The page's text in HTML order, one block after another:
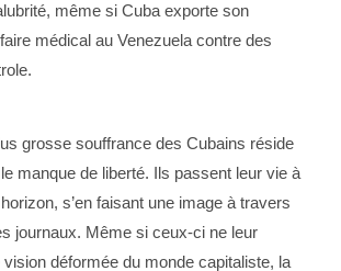
même si Cuba exporte son
médical au Venezuela contre des
grosse souffrance des Cubains réside
manque de liberté. Ils passent leur vie à
s’en faisant une image à travers
journaux. Même si ceux-ci ne leur
vision déformée du monde capitaliste, la